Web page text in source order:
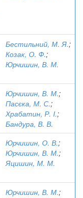
Бестильний, М. Я.;
Козак, О. Ф.;
Юрчишин, В. М.
Юрчишин, В. М.;
Пасєка, М. С.;
Храбатин, Р. І.;
Бандура, В. В.
Юрчишин, О. В.;
Юрчишин, В. М.;
Яцишин, М. М.
Юрчишин, В. М.;